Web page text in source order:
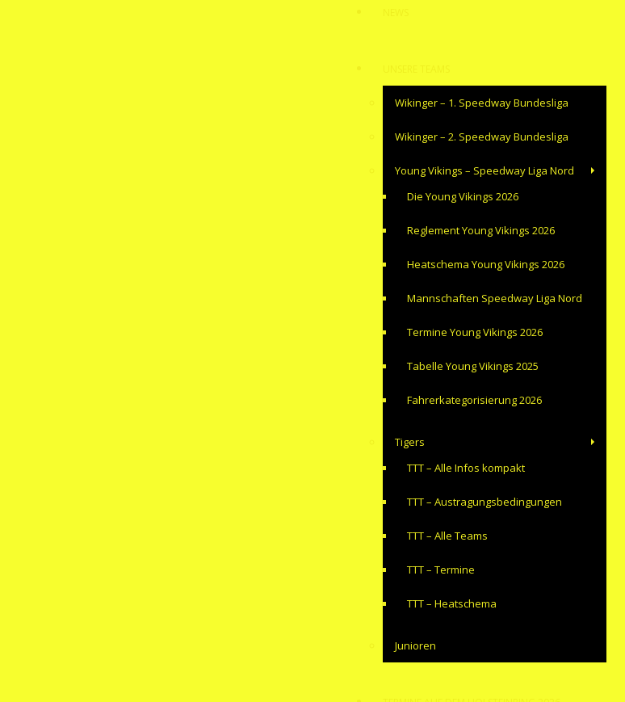
Wikinger – 1. Speedway Bundesliga
Wikinger – 2. Speedway Bundesliga
Young Vikings – Speedway Liga Nord
Die Young Vikings 2026
Reglement Young Vikings 2026
Heatschema Young Vikings 2026
Mannschaften Speedway Liga Nord
Termine Young Vikings 2026
Tabelle Young Vikings 2025
Fahrerkategorisierung 2026
Tigers
TTT – Alle Infos kompakt
TTT – Austragungsbedingungen
TTT – Alle Teams
TTT – Termine
TTT – Heatschema
Junioren